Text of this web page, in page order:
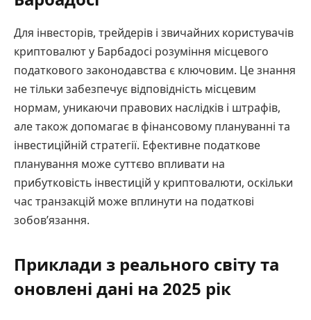
Для інвесторів, трейдерів і звичайних користувачів
криптовалют у Барбадосі розуміння місцевого
податкового законодавства є ключовим. Це знання
не тільки забезпечує відповідність місцевим
нормам, уникаючи правових наслідків і штрафів,
але також допомагає в фінансовому плануванні та
інвестиційній стратегії. Ефективне податкове
планування може суттєво впливати на
прибутковість інвестицій у криптовалюти, оскільки
час транзакцій може вплинути на податкові
зобов’язання.
Приклади з реального світу та
оновлені дані на 2025 рік